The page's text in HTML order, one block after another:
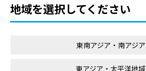
地域を選択してください
東南アジア・南アジア
東アジア・太平洋地域